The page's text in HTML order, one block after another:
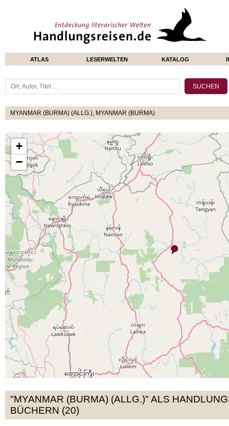
ATLAS LESERWELTEN KATALOG
MYANMAR (BURMA) (ALLG.), MYANMAR (BURMA)
+
−
"MYANMAR (BURMA) (ALLG.)" ALS
BÜCHERN (20)